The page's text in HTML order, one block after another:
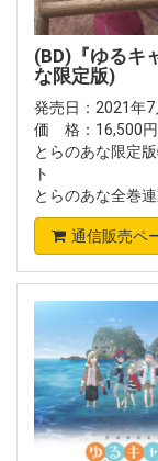
(BD)『ゆるキ
な限定版)
発売日：2021年7
価 格：16,500
とらのあな限定
ト
とらのあな全巻
通信販売ペ